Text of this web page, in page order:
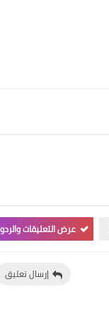
عرض التعليقات
إرسال تعليق